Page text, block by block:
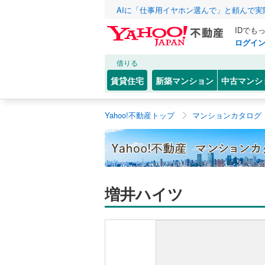
AIに「仕事用イヤホン選んで」と頼んで
IDでも
ログイン
借りる
賃貸住宅 新築マンション 中古マンシ
Yahoo!不動産トップ マンションカタログ
増井ハイツ